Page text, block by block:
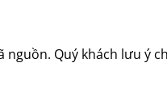
Quý khách lưu ý